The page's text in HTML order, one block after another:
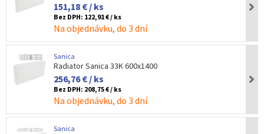
151,18 € / ks
Bez DPH: 122,91 € / ks
Na objednávku, do 3 dní
Sanica
Radiator Sanica 33K 600x1400
256,76 € / ks
Bez DPH: 208,75 € / ks
Na objednávku, do 3 dní
Sanica